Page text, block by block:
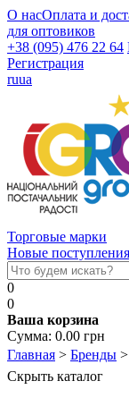
О насОплата и
для оптовиков
+38 (095) 476 22 64
Регистрация
ruua
Торговые марки
Новые поступления
0
0
Ваша корзина
Сумма: 0.00 грн
Главная > Бренды >
Скрыть каталог